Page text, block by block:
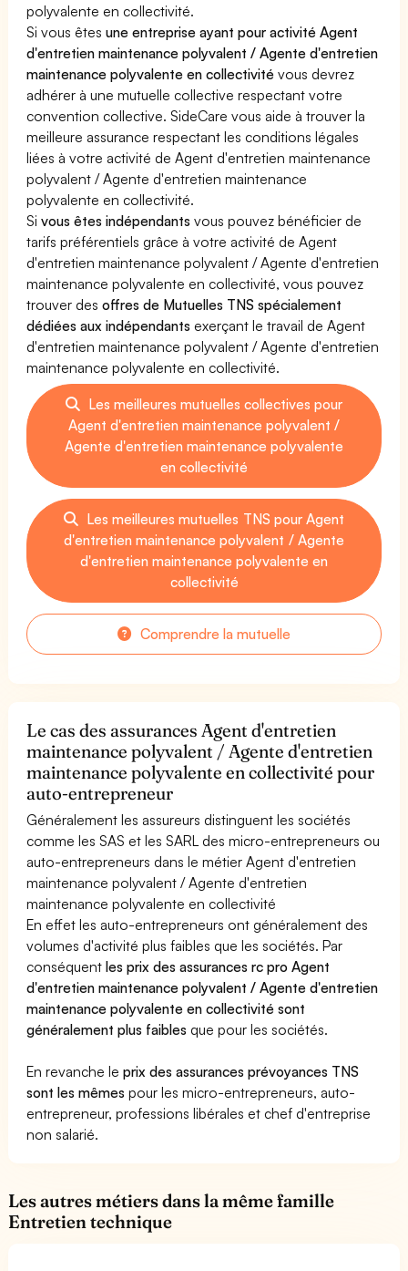
polyvalente en collectivité.
Si vous êtesune entreprise ayant pour activité Agent
d'entretien maintenance polyvalent / Agente d'entretien
maintenance polyvalente en collectivité vous devrez
adhérer à une mutuelle collective respectant votre
convention collective. SideCare vous aide à trouver la
meilleure assurance respectant les conditions légales
liées à votre activité de Agent d'entretien maintenance
polyvalent / Agente d'entretien maintenance
polyvalente en collectivité.
Sivous êtes indépendants vous pouvez bénéficier de
tarifs préférentiels grâce à votre activité de Agent
d'entretien maintenance polyvalent / Agente d'entretien
maintenance polyvalente en collectivité, vous pouvez
trouver desoffres de Mutuelles TNS spécialement
dédiées aux indépendants exerçant le travail de Agent
d'entretien maintenance polyvalent / Agente d'entretien
maintenance polyvalente en collectivité.
Les meilleures mutuelles collectives pour
Agent d'entretien maintenance polyvalent /
Agente d'entretien maintenance polyvalente
en collectivité
Les meilleures mutuelles TNS pour Agent
d'entretien maintenance polyvalent / Agente
d'entretien maintenance polyvalente en
collectivité
Comprendre la mutuelle
Le cas des assurances Agent d'entretien
maintenance polyvalent / Agente d'entretien
maintenance polyvalente en collectivité pour
auto-entrepreneur
Généralement les assureurs distinguent les sociétés
comme les SAS et les SARL des micro-entrepreneurs ou
auto-entrepreneurs dans le métier Agent d'entretien
maintenance polyvalent / Agente d'entretien
maintenance polyvalente en collectivité
En effet les auto-entrepreneurs ont généralement des
volumes d'activité plus faibles que les sociétés. Par
conséquentles prix des assurances rc pro Agent
d'entretien maintenance polyvalent / Agente d'entretien
maintenance polyvalente en collectivité sont
généralement plus faibles que pour les sociétés.
En revanche leprix des assurances prévoyances TNS
sont les mêmes pour les micro-entrepreneurs, auto-
entrepreneur, professions libérales et chef d'entreprise
non salarié.
Les autres métiers dans la même famille
Entretien technique